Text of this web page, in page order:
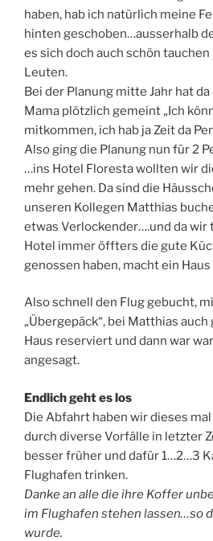
haben, hab ich natürlich meine
hinten geschoben…ausserhalb
es sich doch auch schön
Leuten.
Bei der Planung mitte Jahr hat
Mama plötzlich gemeint „Ich
mitkommen, ich hab ja Zeit da
Also ging die Planung nun für 2
…ins Hotel Floresta wollten wir
mehr gehen. Da sind die
unseren Kollegen Matthias
etwas Verlockender….und da
Hotel immer öffters die gute
genossen haben, macht ein
Also schnell den Flug gebucht,
„Übergepäck“, bei Matthias
Haus reserviert und dann war
angesagt.
Endlich geht es los
Die Abfahrt haben wir dieses
durch diverse Vorfälle in letzter
besser früher und dafür 1…2…3
Flughafen trinken.
Danke an alle die ihre Koffer
im Flughafen stehen lassen…so
wurde.